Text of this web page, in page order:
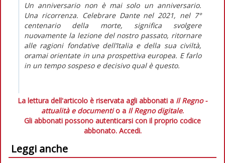
Un anniversario non è mai solo un anniversario.
Una ricorrenza. Celebrare Dante nel 2021, nel 7°
centenario della morte, significa svolgere
nuovamente la lezione del nostro passato, ritornare
alle ragioni fondative dell’Italia e della sua civiltà,
oramai orientate in una prospettiva europea. E farlo
in un tempo sospeso e decisivo qual è questo.
La lettura dell'articolo è riservata agli abbonati a Il Regno -
attualità e documentio a Il Regno digitale.
Gli abbonati possono autenticarsi con il proprio codice
abbonato. Accedi.
Leggi anche